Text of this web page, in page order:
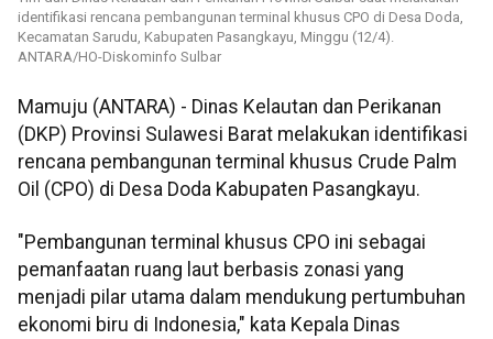
identifikasi rencana pembangunan terminal khusus CPO di Desa Doda,
Kecamatan Sarudu, Kabupaten Pasangkayu, Minggu (12/4).
ANTARA/HO-Diskominfo Sulbar
Mamuju (ANTARA) - Dinas Kelautan dan Perikanan
(DKP) Provinsi Sulawesi Barat melakukan identifikasi
rencana pembangunan terminal khusus Crude Palm
Oil (CPO) di Desa Doda Kabupaten Pasangkayu.
"Pembangunan terminal khusus CPO ini sebagai
pemanfaatan ruang laut berbasis zonasi yang
menjadi pilar utama dalam mendukung pertumbuhan
ekonomi biru di Indonesia," kata Kepala Dinas